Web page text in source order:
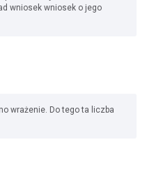
wniosek wniosek o jego
wrażenie. Do tego ta liczba